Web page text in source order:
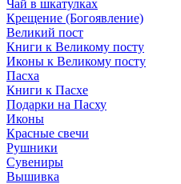
Чай в шкатулках
Крещение (Богоявление)
Великий пост
Книги к Великому посту
Иконы к Великому посту
Пасха
Книги к Пасхе
Подарки на Пасху
Иконы
Красные свечи
Рушники
Сувениры
Вышивка